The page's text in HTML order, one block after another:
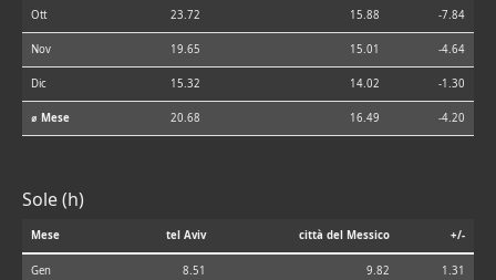
Ott 23.72 15.88 -7.84
Nov 19.65 15.01 -4.64
Dic 15.32 14.02 -1.30
⌀ Mese 20.68 16.49 -4.20
Sole (h)
Mese tel Aviv città del Messico +/-
Gen 8.51 9.82 1.31